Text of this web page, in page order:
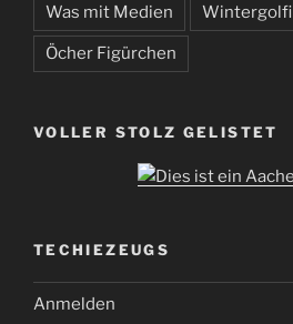
Was mit Medien Wintergolfi
Öcher Figürchen
VOLLER STOLZ GELISTET
TECHIEZEUGS
Anmelden